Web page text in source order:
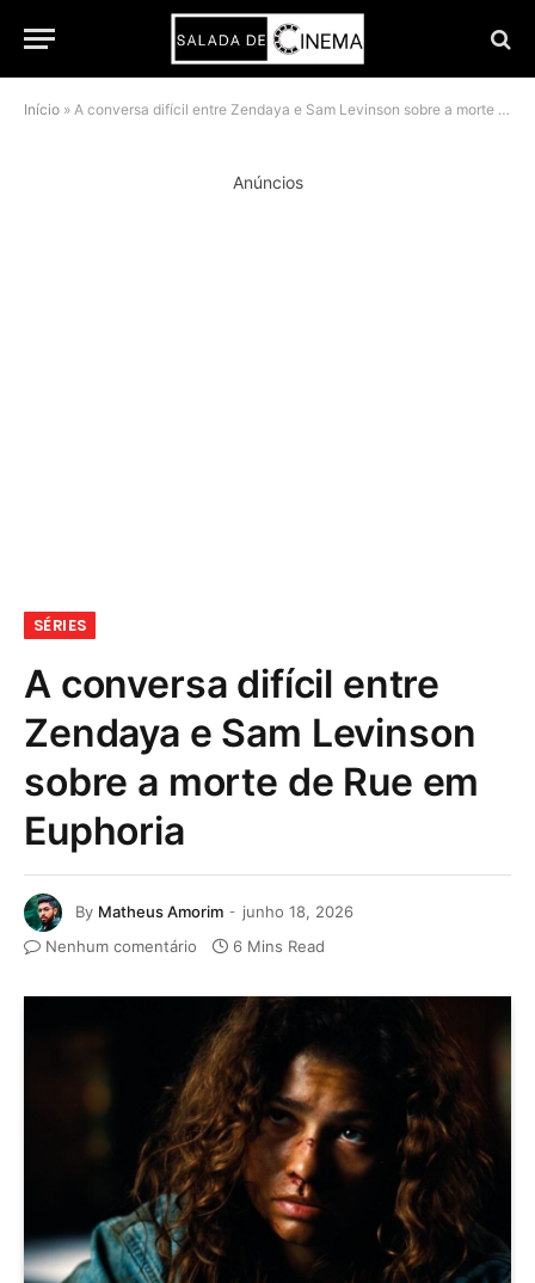
Início » A conversa difícil entre Zendaya e Sam Levinson sobre a morte de Rue em Euphoria
Anúncios
SÉRIES
A conversa difícil entre
Zendaya e Sam Levinson
sobre a morte de Rue em
Euphoria
By Matheus Amorim
junho 18, 2026
Nenhum comentário
6 Mins Read